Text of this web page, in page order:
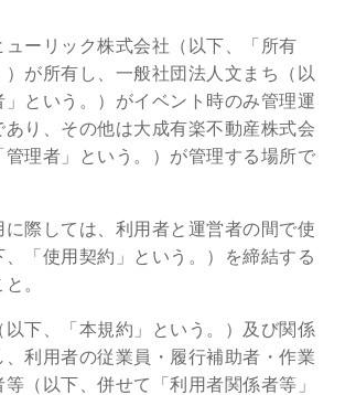
ューリック株式会社（以下、「所有
）が所有し、一般社団法人文まち（以
」という。）がイベント時のみ管理運
あり、その他は大成有楽不動産株式会
管理者」という。）が管理する場所で
に際しては、利用者と運営者の間で使
、「使用契約」という。）を締結する
。
以下、「本規約」という。）及び関係
、利用者の従業員・履行補助者・作業
等（以下、併せて「利用者関係者等」